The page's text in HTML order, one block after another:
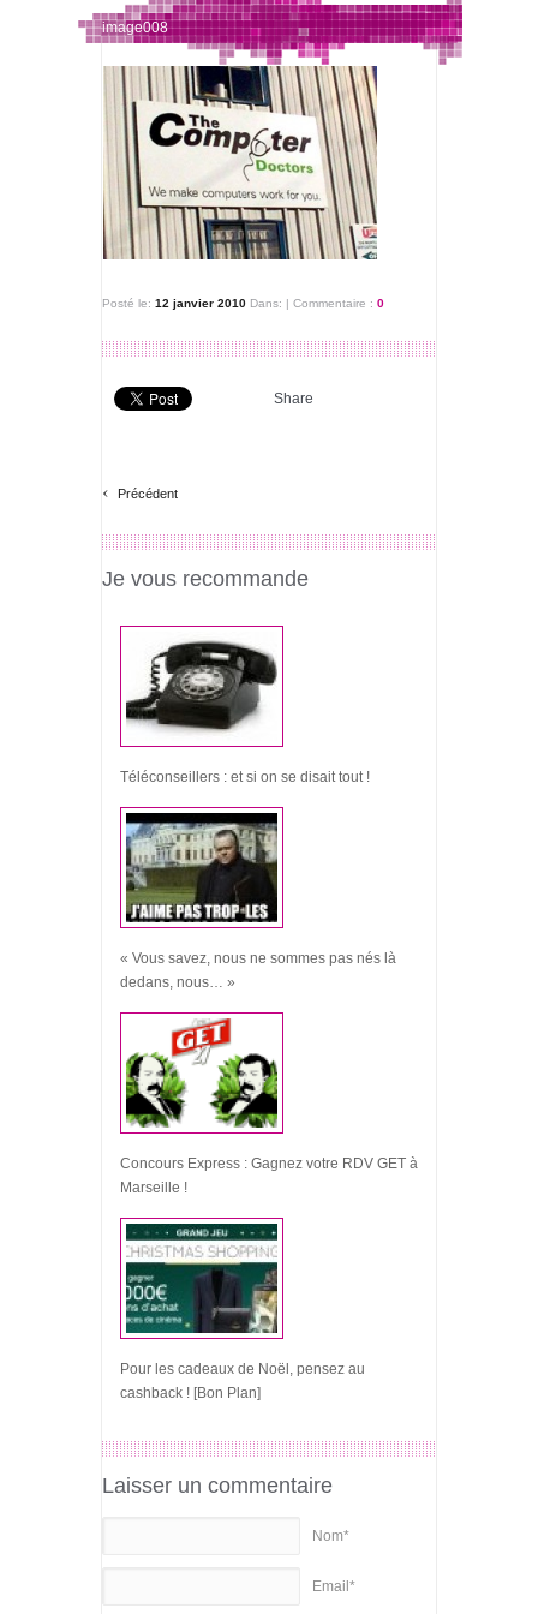
image008
Posté le: 12 janvier 2010 Dans: | Commentaire : 0
Share
‹ Précédent
Je vous recommande
Téléconseillers : et si on se disait tout !
« Vous savez, nous ne sommes pas nés là
dedans, nous… »
Concours Express : Gagnez votre RDV GET à
Marseille !
Pour les cadeaux de Noël, pensez au
cashback ! [Bon Plan]
Laisser un commentaire
Nom*
Email*